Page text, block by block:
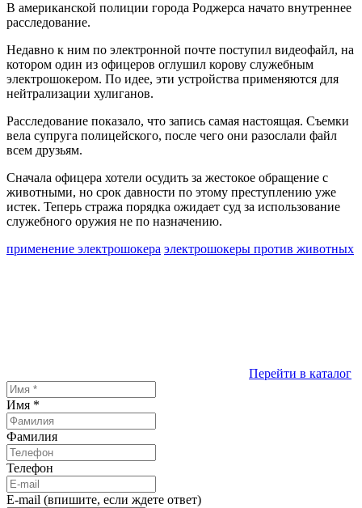
В американской полиции города Роджерса начато внутреннее
расследование.
Недавно к ним по электронной почте поступил видеофайл, на
котором один из офицеров оглушил корову служебным
электрошокером. По идее, эти устройства применяются для
нейтрализации хулиганов.
Расследование показало, что запись самая настоящая. Съемки
вела супруга полицейского, после чего они разослали файл
всем друзьям.
Сначала офицера хотели осудить за жестокое обращение с
животными, но срок давности по этому преступлению уже
истек. Теперь стража порядка ожидает суд за использование
служебного оружия не по назначению.
применение электрошокера электрошокеры против животных
Перейти в каталог
Имя *
Фамилия
Телефон
E-mail (впишите, если ждете ответ)